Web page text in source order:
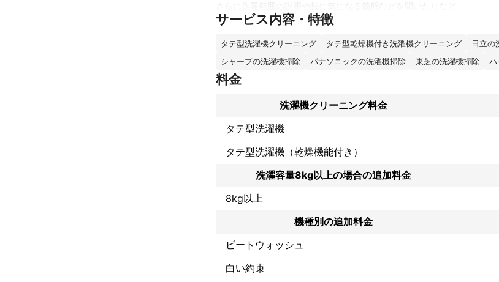
お客様とのコミュニケーションも大事しております。
洗濯パンの汚れももちろん綺麗にいたします。
これまでの実績
個人事業主からエアコンクリーニングや洗濯槽分解クリーニングを年間
クリーニング業だけでなく荷物運びや家具の移動、引っ越しのお手伝い
口コミ高評価も多くいただきご注文殺到急です！ご予約は早めに！！
アピールポイント
お客様に安心をお届け出来る様に、汚れのビフォーアフターをお客様ご
業の見える化を行っております。
あなたの生活に幸せをもたらすお手伝いをさせてください！
誠心誠意綺麗にいたします。
サービス内容・特徴
タテ型洗濯機クリーニング タテ型乾燥機付き洗濯機クリーニング
日立の
シャープの洗濯機掃除
パナソニックの洗濯機掃除 東芝の洗濯機掃除 ハ
料金
洗濯機クリーニング料金
タテ型洗濯機
タテ型洗濯機（乾燥機能付き）
洗濯容量8kg以上の場合の追加料金
8kg以上
機種別の追加料金
ビートウォッシュ
白い約束